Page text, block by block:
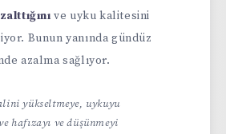
ve uyku kalitesini
Bunun yanında gündüz
azalma sağlıyor.
yükseltmeye, uykuyu
hafızayı ve düşünmeyi